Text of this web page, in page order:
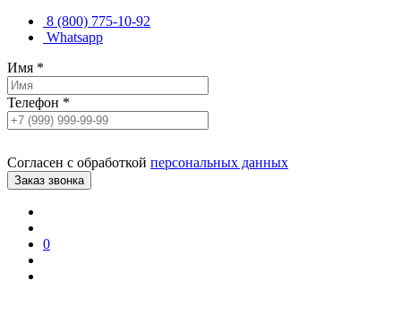
8 (800) 775-10-92
Whatsapp
Имя *
Телефон *
Согласен с обработкой персональных данных
0